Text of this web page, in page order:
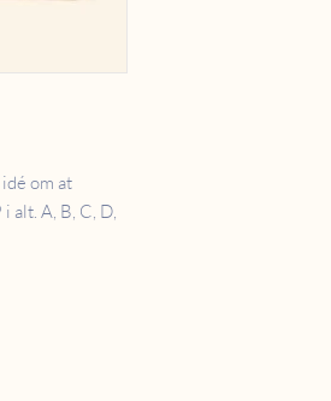
om at
alt. A, B, C, D,